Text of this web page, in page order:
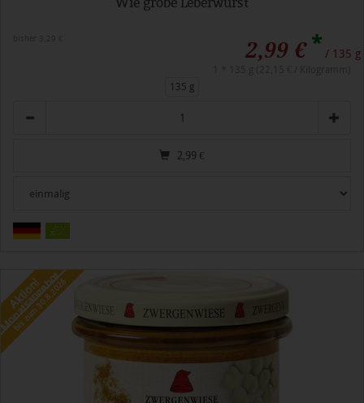
Wie grobe Leberwurst
2,99 €* / 135 g
135 g
2,99 €
Aktion!
bis zum 30.8.2026